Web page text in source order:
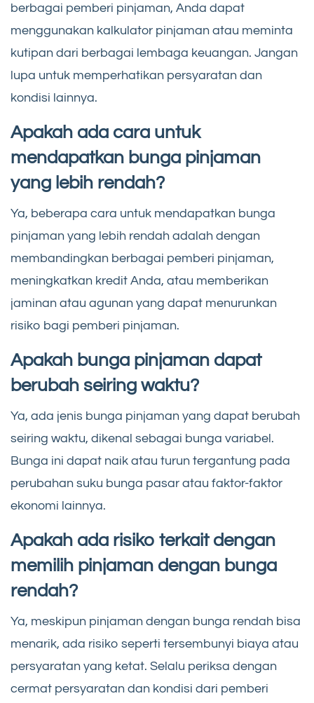
berbagai pemberi pinjaman, Anda dapat
menggunakan kalkulator pinjaman atau meminta
kutipan dari berbagai lembaga keuangan. Jangan
lupa untuk memperhatikan persyaratan dan
kondisi lainnya.
Apakah ada cara untuk
mendapatkan bunga pinjaman
yang lebih rendah?
Ya, beberapa cara untuk mendapatkan bunga
pinjaman yang lebih rendah adalah dengan
membandingkan berbagai pemberi pinjaman,
meningkatkan kredit Anda, atau memberikan
jaminan atau agunan yang dapat menurunkan
risiko bagi pemberi pinjaman.
Apakah bunga pinjaman dapat
berubah seiring waktu?
Ya, ada jenis bunga pinjaman yang dapat berubah
seiring waktu, dikenal sebagai bunga variabel.
Bunga ini dapat naik atau turun tergantung pada
perubahan suku bunga pasar atau faktor-faktor
ekonomi lainnya.
Apakah ada risiko terkait dengan
memilih pinjaman dengan bunga
rendah?
Ya, meskipun pinjaman dengan bunga rendah bisa
menarik, ada risiko seperti tersembunyi biaya atau
persyaratan yang ketat. Selalu periksa dengan
cermat persyaratan dan kondisi dari pemberi